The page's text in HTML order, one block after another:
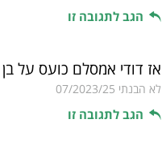
הגב לתגובה זו
אז דודי אמסלם כועס על
לא הבנתי 07/2023/25
הגב לתגובה זו